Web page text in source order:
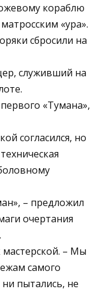
кораблю
«ура».
сбросили на
служивший на
«Тумана»,
согласился, но
– предложил
очертания
мастерской. – Мы
самого
пытались, не